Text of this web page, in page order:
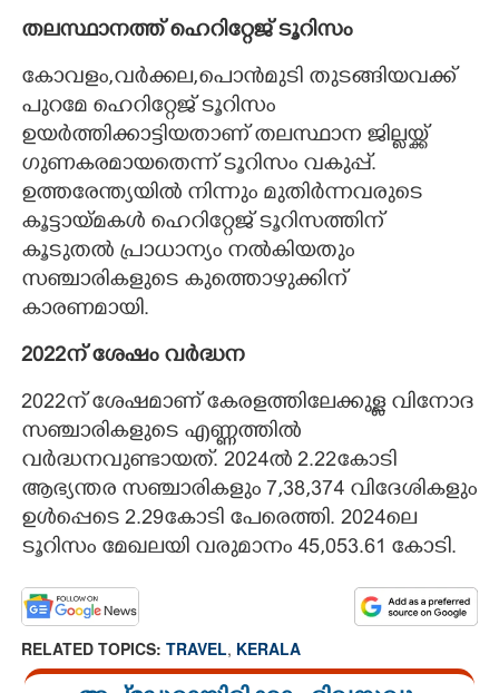
തലസ്ഥാനത്ത് ഹെറിറ്റേജ് ടൂറിസം
കോവളം,വർക്കല,പൊൻമുടി തുടങ്ങിയവക്ക്
പുറമേ ഹെറിറ്റേജ് ടൂറിസം
ഉയർത്തിക്കാട്ടിയതാണ് തലസ്ഥാന ജില്ലയ്ക്ക്
ഗുണകരമായതെന്ന് ടൂറിസം വകുപ്പ്.
ഉത്തരേന്ത്യയിൽ നിന്നും മുതിർന്നവരുടെ
കൂട്ടായ്മകൾ ഹെറിറ്റേജ് ടൂറിസത്തിന്
കൂടുതൽ പ്രാധാന്യം നൽകിയതും
സഞ്ചാരികളുടെ കുത്തൊഴുക്കിന്
കാരണമായി.
2022ന് ശേഷം വർദ്ധന
2022ന് ശേഷമാണ് കേരളത്തിലേക്കുള്ള വിനോദ
സഞ്ചാരികളുടെ എണ്ണത്തിൽ
വർദ്ധനവുണ്ടായത്. 2024ൽ 2.22കോടി
ആഭ്യന്തര സഞ്ചാരികളും 7,38,374 വിദേശികളും
ഉൾപ്പെടെ 2.29കോടി പേരെത്തി. 2024ലെ
ടൂറിസം മേഖലയി വരുമാനം 45,053.61 കോടി.
RELATED TOPICS: TRAVEL, KERALA